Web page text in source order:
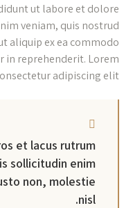
ut labore et dolore
veniam, quis nostrud
aliquip ex ea commodo
in reprehenderit. Lorem
adipiscing elit.
et lacus rutrum
sollicitudin enim
non, molestie
nisl.